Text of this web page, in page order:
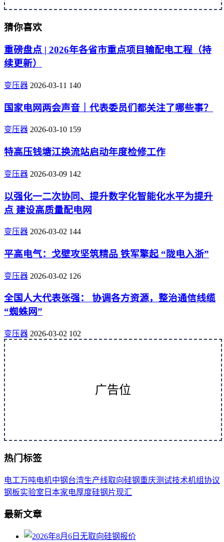
猜你喜欢
重磅盘点 | 2026年各省市重点项目输配电工程（持
续更新）
变压器 2026-03-11 140
国家电网两会声音｜代表委员们都关注了哪些事？
变压器 2026-03-10 159
特高压钱塘江换流站启动年度检修工作
变压器 2026-03-09 142
以强化一二次协同、提升数字化智能化水平为提升
点 建设高质量配电网
变压器 2026-03-02 144
平高电气：戈壁攻坚筑精品 铁军擎起 “陇电入浙”
变压器 2026-03-02 126
全国人大代表张强： 协调各方资源，整治通信线缆
“蜘蛛网”
变压器 2026-03-02 102
广告位
热门标签
电工万吨电机中钢台湾生产线取向硅钢重庆测试技术机组协议
钢板实验室 日本家电厚度硅钢片现汇
最新文章